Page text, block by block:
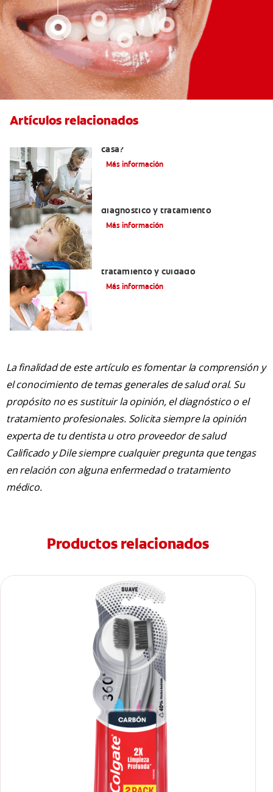
Artículos relacionados
casa?
Más información
diagnóstico y tratamiento
Más información
tratamiento y cuidado
Más información
La finalidad de este artículo es fomentar la comprensión y
el conocimiento de temas generales de salud oral. Su
propósito no es sustituir la opinión, el diagnóstico o el
tratamiento profesionales. Solicita siempre la opinión
experta de tu dentista u otro proveedor de salud
Calificado y Dile siempre cualquier pregunta que tengas
en relación con alguna enfermedad o tratamiento
médico.
Productos relacionados